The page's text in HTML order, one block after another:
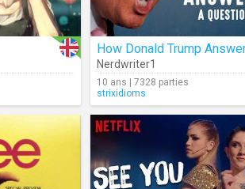
Nerdwriter1
10 ans | 7328 parties
strixidioms